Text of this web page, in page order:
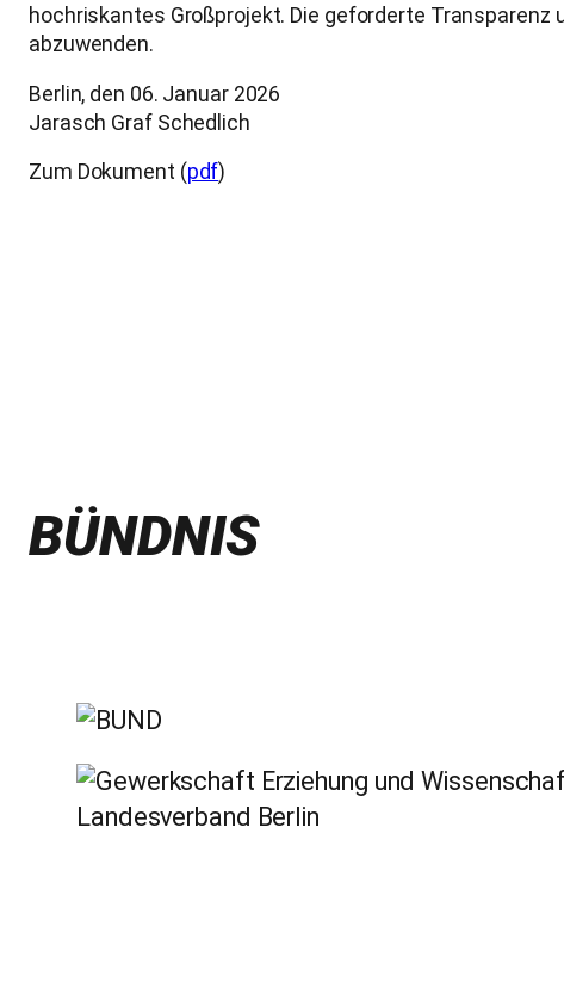
hochriskantes Großprojekt. Die geforderte
abzuwenden.
Berlin, den 06. Januar 2026
Jarasch Graf Schedlich
Zum Dokument (pdf)
BÜNDNIS